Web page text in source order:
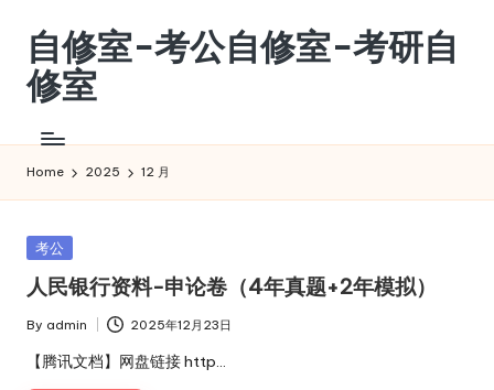
content
自修室-考公自修室-考研自
修室
公
自
修
考
研
自
修
Home 2025 12 月
Posted
考公
人民银行资料-申论卷（4年真题+2年模拟）
Posted
by
By admin 2025年12月23日
【腾讯文档】网盘链接 http…